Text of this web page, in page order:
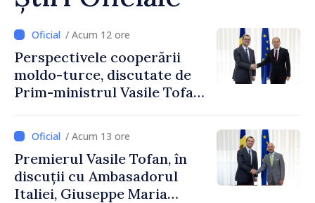
/ Acum 12 ore
Perspectivele cooperării
moldo-turce, discutate de
Prim-ministrul Vasile Tofan
Uygar Mustafa Sertel
/ Acum 13 ore
Premierul Vasile Tofan, în
discuții cu Ambasadorul
Italiei, Giuseppe Maria